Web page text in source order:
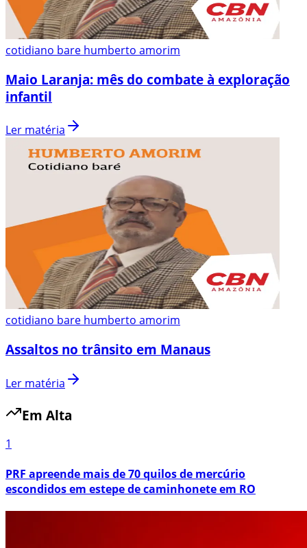
cotidiano bare humberto amorim
Maio Laranja: mês do combate à exploração
infantil
Ler matéria
cotidiano bare humberto amorim
Assaltos no trânsito em Manaus
Ler matéria
Em Alta
1
PRF apreende mais de 70 quilos de mercúrio
escondidos em estepe de caminhonete em RO